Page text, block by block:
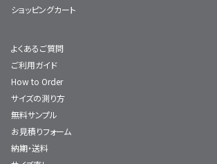
ショッピングカート
よくあるご質問
ご利用ガイド
How to Order
サイズの測り方
無料サンプル
お見積りフォーム
納期・送料